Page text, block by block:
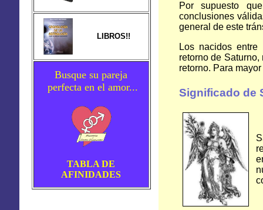
LIBROS!!
Busque su pareja
perfecta en el amor...
TABLA DE
AFINIDADES
Por supuesto
conclusiones
general de este
Los nacidos
retorno de
retorno. Para
Significado de